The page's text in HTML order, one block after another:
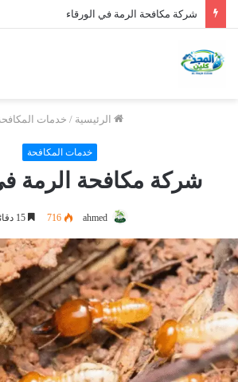
شركة مكافحة الرمة في الورقاء
الرئيسية / خدمات
خدمات المكافحة
شركة مكافحة الرمة
ahmed
716